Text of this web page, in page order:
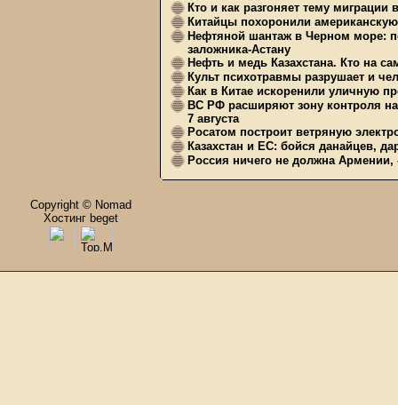
Кто и как разгоняет тему миграции
Китайцы похоронили
Нефтяной шантаж в Черном море:
заложника-Астану
Нефть и медь Казахстана. Кто на
Культ психотравмы разрушает и
Как в Китае искоренили уличную
ВС РФ расширяют зону контроля на
7 августа
Росатом построит ветряную
Казахстан и ЕС: бойся данайцев,
Россия ничего не должна Армении,
Copyright © Nomad
Хостинг beget